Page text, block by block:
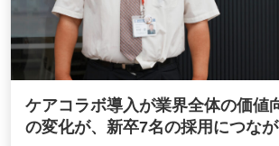
ケアコラボ導入が業界全体の価値
の変化が、新卒7名の採用につな